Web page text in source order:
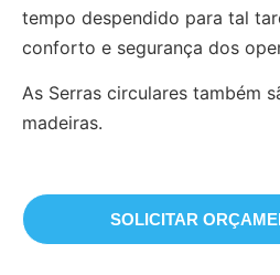
tempo despendido para tal
conforto e segurança dos
As Serras circulares também
madeiras.
SOLICITAR